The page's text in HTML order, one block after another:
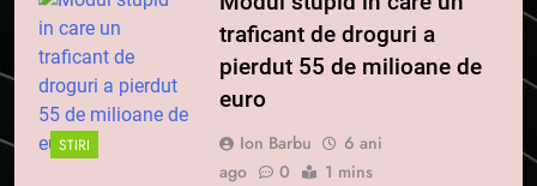
STIRI
traficant de droguri a
pierdut 55 de milioane de
euro
Ion Barbu
6 ani
ago
0 1 mins